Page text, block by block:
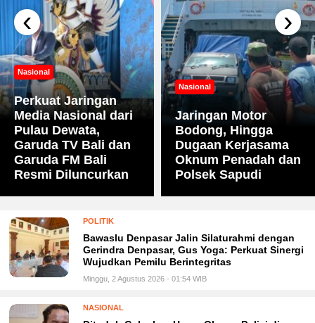
Nasional
Perkuat Jaringan
Media Nasional dari
Pulau Dewata,
Garuda TV Bali dan
Garuda FM Bali
Resmi Diluncurkan
Nasional
Jaringan Motor
Bodong, Hingga
Dugaan Kerjasama
Oknum Penadah dan
Polsek Sapudi
‹ ›
POLITIK
Bawaslu Denpasar Jalin Silaturahmi dengan
Gerindra Denpasar, Gus Yoga: Perkuat Sinergi
Wujudkan Pemilu Berintegritas
Minggu, 2 Agustus 2026 - 01:54 WIB
NASIONAL